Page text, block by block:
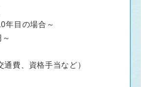
年目の場合～
通費、資格手当など）